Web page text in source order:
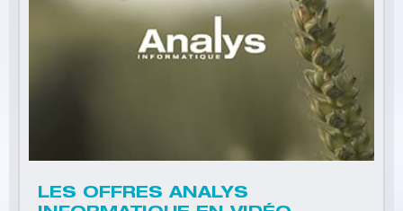
LES OFFRES ANALYS